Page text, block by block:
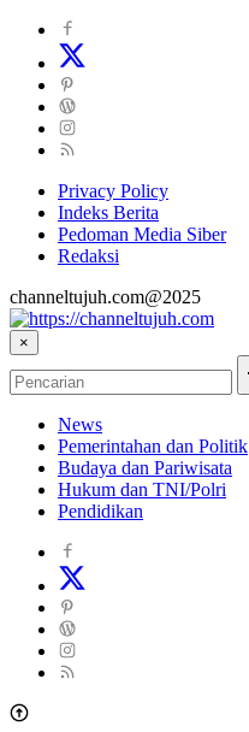
Privacy Policy
Indeks Berita
Pedoman Media Siber
Redaksi
channeltujuh.com@2025
×
News
Pemerintahan dan Politik
Budaya dan Pariwisata
Hukum dan TNI/Polri
Pendidikan